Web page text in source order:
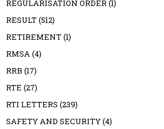
REGULARISATION ORDER(1)
RESULT(512)
RETIREMENT(1)
RMSA(4)
RRB (17)
RTE (27)
RTI LETTERS (239)
SAFETY AND SECURITY(4)